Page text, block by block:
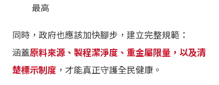
最高
同時，政府也應該加快腳步，建立完整規範：
涵蓋原料來源、製程潔淨度、重金屬限量，以及清
楚標示制度 ，才能真正守護全民健康。